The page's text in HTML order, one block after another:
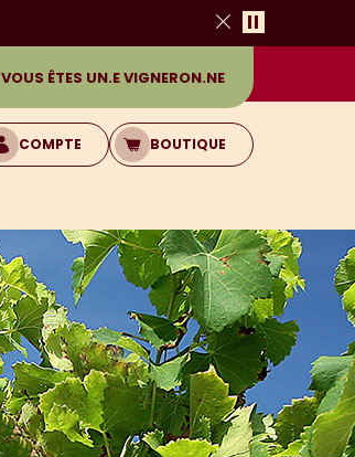
Fermer
VOUS ÊTES UN.E VIGNERON.NE
COMPTE BOUTIQUE